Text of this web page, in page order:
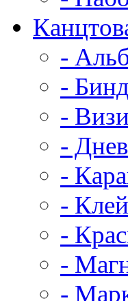
-
-
-
-
-
- Клей
-
-
-